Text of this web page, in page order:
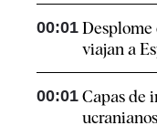
00:01 Desplome
viajan a
00:01 Capas de